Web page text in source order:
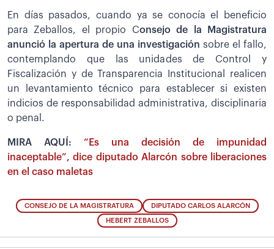
En días pasados, cuando ya se conocía el beneficio
para Zeballos, el propio Consejo de la Magistratura
anunció la apertura de una investigación sobre el fallo,
contemplando que las unidades de Control y
Fiscalización y de Transparencia Institucional realicen
un levantamiento técnico para establecer si existen
indicios de responsabilidad administrativa, disciplinaria
o penal.
MIRA AQUÍ: “Es una decisión de impunidad
inaceptable”, dice diputado Alarcón sobre liberaciones
en el caso maletas
CONSEJO DE LA MAGISTRATURA DIPUTADO CARLOS ALARCÓN
HEBERT ZEBALLOS